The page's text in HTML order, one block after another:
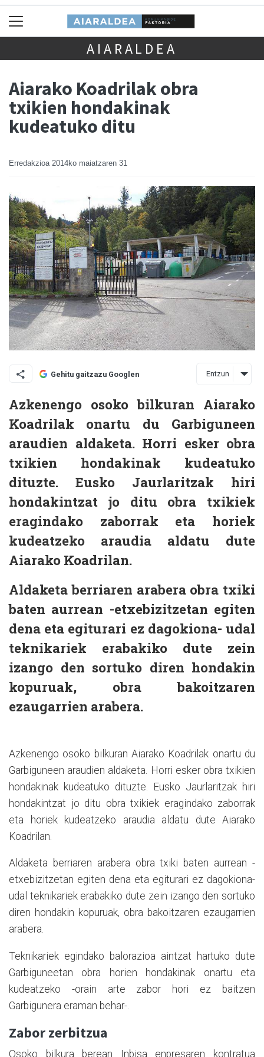
AIARALDEA
Aiarako Koadrilak obra
txikien hondakinak
kudeatuko ditu
Erredakzioa 2014ko maiatzaren 31
Gehitu gaitzazu Googlen Entzun
Azkenengo osoko bilkuran Aiarako
Koadrilak onartu du Garbiguneen
araudien aldaketa. Horri esker obra
txikien hondakinak kudeatuko
dituzte. Eusko Jaurlaritzak hiri
hondakintzat jo ditu obra txikiek
eragindako zaborrak eta horiek
kudeatzeko araudia aldatu dute
Aiarako Koadrilan.
Aldaketa berriaren arabera obra txiki
baten aurrean -etxebizitzetan egiten
dena eta egiturari ez dagokiona- udal
teknikariek erabakiko dute zein
izango den sortuko diren hondakin
kopuruak, obra bakoitzaren
ezaugarrien arabera.
Azkenengo osoko bilkuran Aiarako Koadrilak onartu du
Garbiguneen araudien aldaketa. Horri esker obra txikien
hondakinak kudeatuko dituzte. Eusko Jaurlaritzak hiri
hondakintzat jo ditu obra txikiek eragindako zaborrak
eta horiek kudeatzeko araudia aldatu dute Aiarako
Koadrilan.
Aldaketa berriaren arabera obra txiki baten aurrean -
etxebizitzetan egiten dena eta egiturari ez dagokiona-
udal teknikariek erabakiko dute zein izango den sortuko
diren hondakin kopuruak, obra bakoitzaren ezaugarrien
arabera.
Teknikariek egindako balorazioa aintzat hartuko dute
Garbiguneetan obra horien hondakinak onartu eta
kudeatzeko -orain arte zabor hori ez baitzen
Garbigunera eraman behar-.
Zabor zerbitzua
Osoko bilkura berean Inbisa enpresaren kontratua